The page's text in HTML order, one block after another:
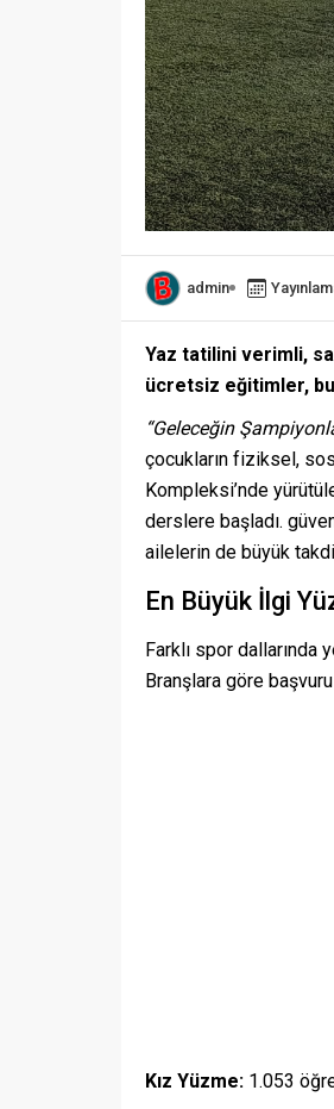
admin
Yaz tatilini verimli,
ücretsiz eğitimler, bu
“Geleceğin
çocukların fiziksel,
Kompleksi’nde
derslere başladı.
ailelerin de büyük
En Büyük İlgi
Farklı spor
Branşlara göre
Kız Yüzme: 1.053